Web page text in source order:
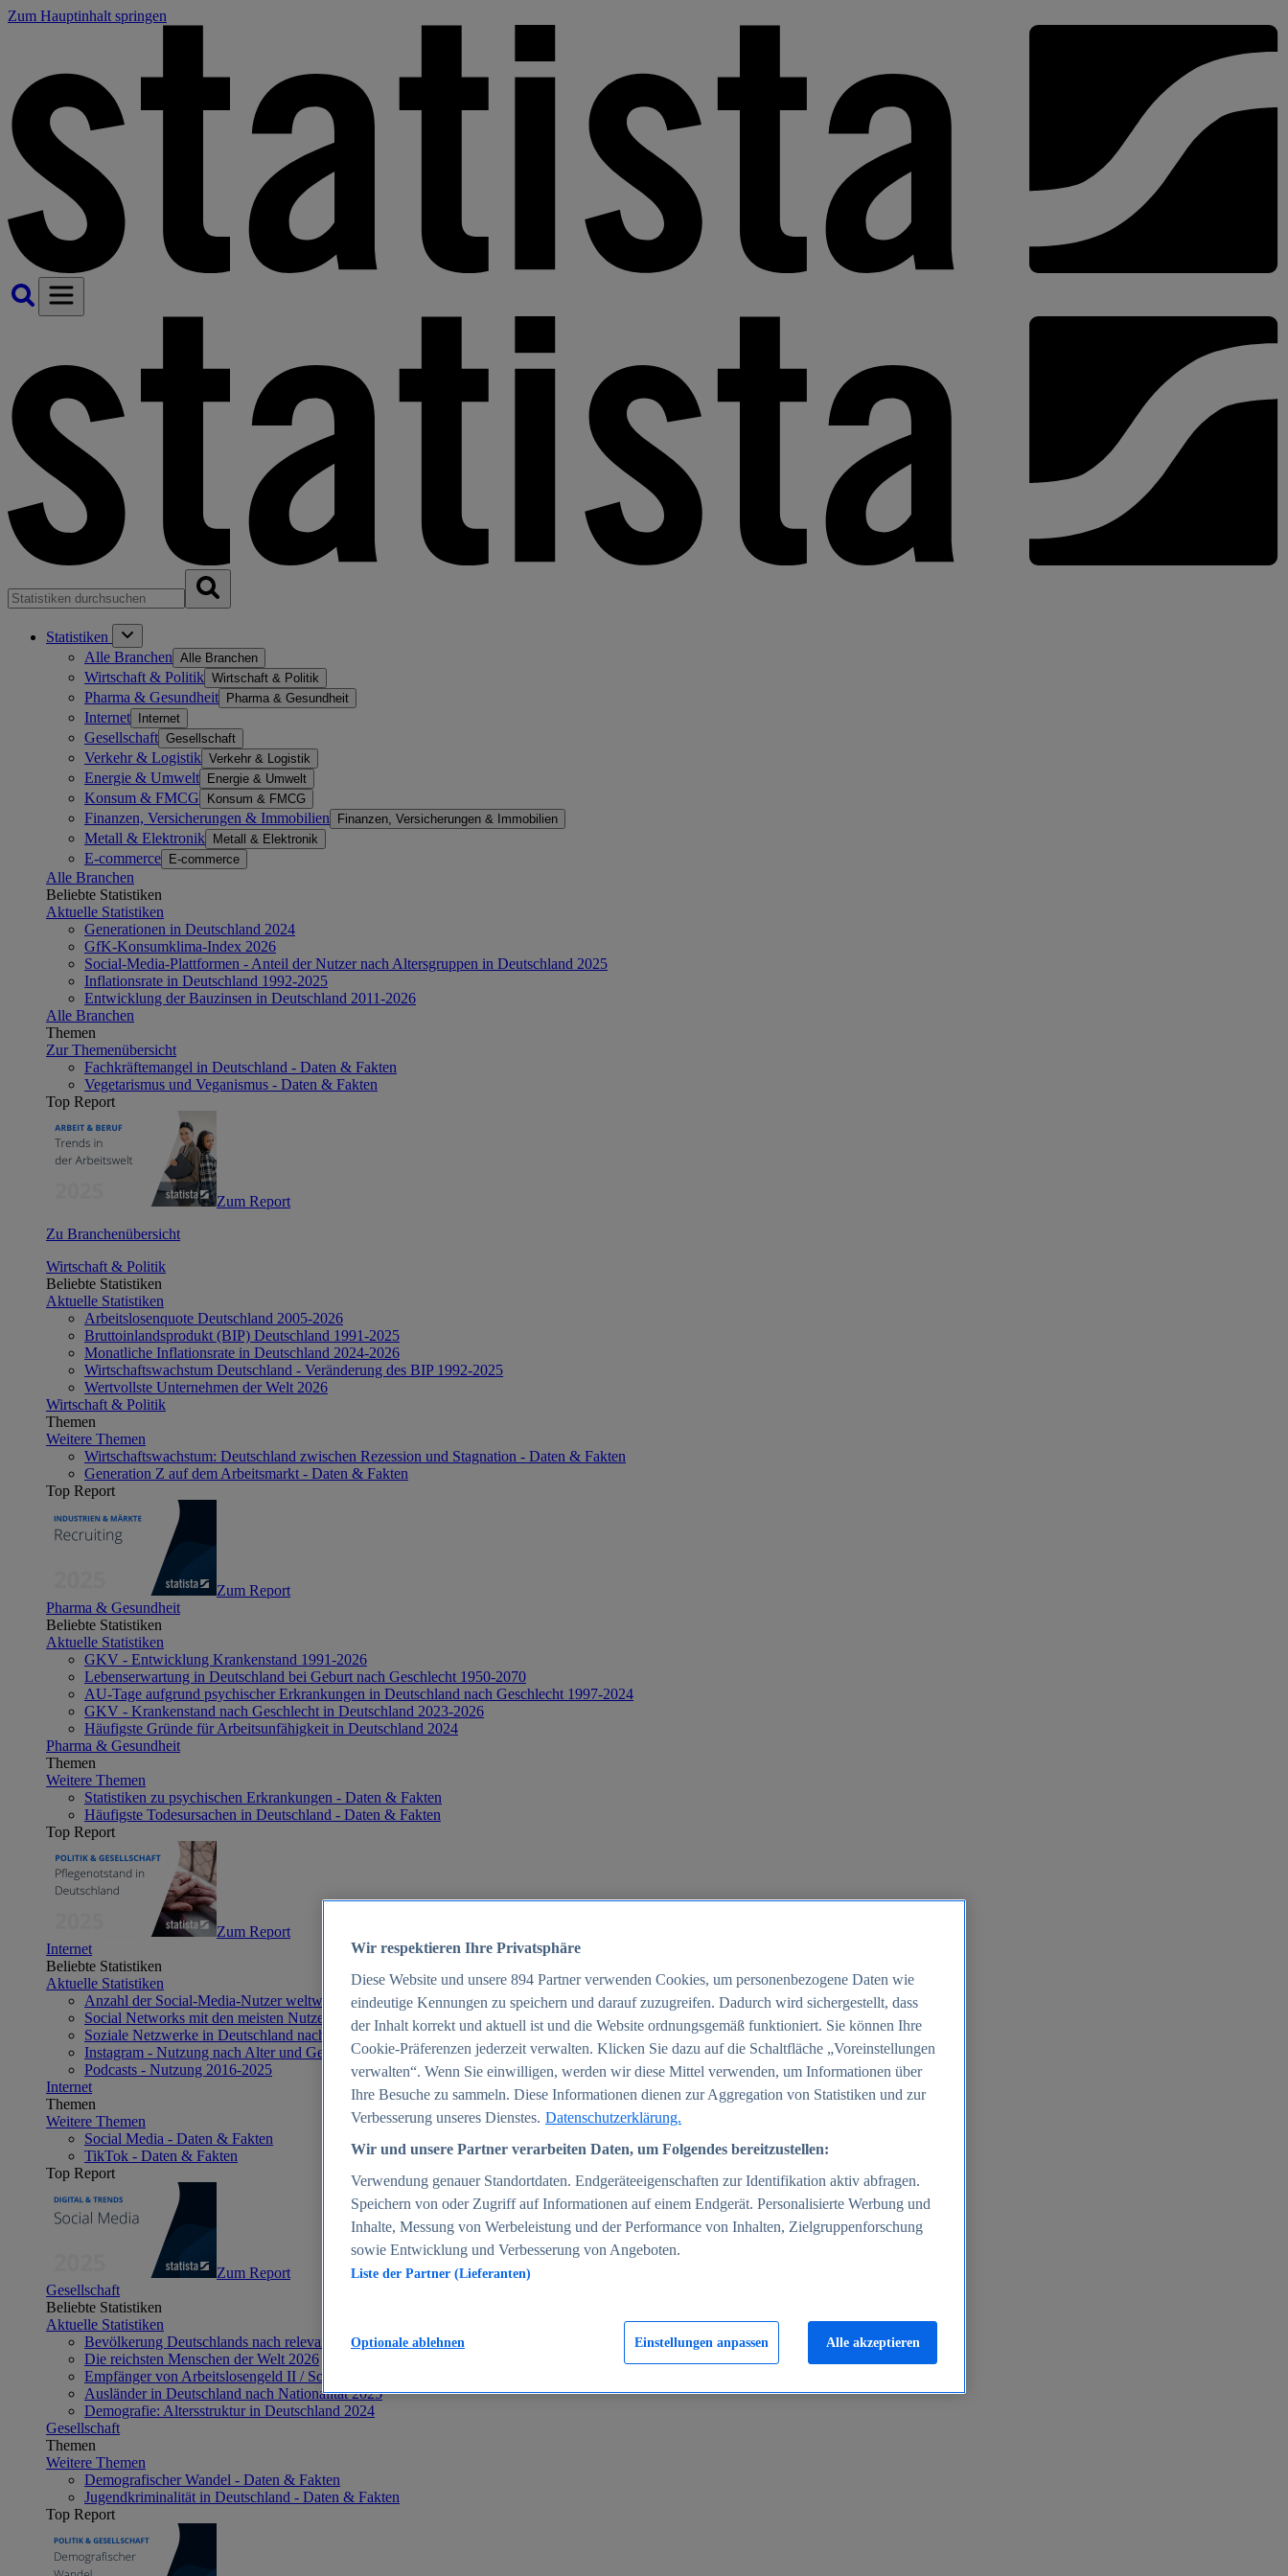
Zum Hauptinhalt springen
Statistiken
Alle Branchen Alle Branchen
Wirtschaft & Politik Wirtschaft & Politik
Pharma & Gesundheit Pharma & Gesundheit
Internet Internet
Gesellschaft Gesellschaft
Verkehr & Logistik Verkehr & Logistik
Energie & Umwelt Energie & Umwelt
Konsum & FMCG Konsum & FMCG
Finanzen, Versicherungen & Immobilien Finanzen, Versicherungen & Immobilien
Metall & Elektronik Metall & Elektronik
E-commerce E-commerce
Alle Branchen
Beliebte Statistiken
Aktuelle Statistiken
Generationen in Deutschland 2024
GfK-Konsumklima-Index 2026
Social-Media-Plattformen - Anteil der Nutzer nach Altersgruppen in Deutschland 2025
Inflationsrate in Deutschland 1992-2025
Entwicklung der Bauzinsen in Deutschland 2011-2026
Alle Branchen
Themen
Zur Themenübersicht
Fachkräftemangel in Deutschland - Daten & Fakten
Vegetarismus und Veganismus - Daten & Fakten
Top Report
Zum Report
Zu Branchenübersicht
Wirtschaft & Politik
Beliebte Statistiken
Aktuelle Statistiken
Arbeitslosenquote Deutschland 2005-2026
Bruttoinlandsprodukt (BIP) Deutschland 1991-2025
Monatliche Inflationsrate in Deutschland 2024-2026
Wirtschaftswachstum Deutschland - Veränderung des BIP 1992-2025
Wertvollste Unternehmen der Welt 2026
Wirtschaft & Politik
Themen
Weitere Themen
Wirtschaftswachstum: Deutschland zwischen Rezession und Stagnation - Daten & Fakten
Generation Z auf dem Arbeitsmarkt - Daten & Fakten
Top Report
Zum Report
Pharma & Gesundheit
Beliebte Statistiken
Aktuelle Statistiken
GKV - Entwicklung Krankenstand 1991-2026
Lebenserwartung in Deutschland bei Geburt nach Geschlecht 1950-2070
AU-Tage aufgrund psychischer Erkrankungen in Deutschland nach Geschlecht 1997-2024
GKV - Krankenstand nach Geschlecht in Deutschland 2023-2026
Häufigste Gründe für Arbeitsunfähigkeit in Deutschland 2024
Pharma & Gesundheit
Themen
Weitere Themen
Statistiken zu psychischen Erkrankungen - Daten & Fakten
Häufigste Todesursachen in Deutschland - Daten & Fakten
Top Report
Zum Report
Internet
Beliebte Statistiken
Aktuelle Statistiken
Anzahl der Social-Media-Nutzer weltweit 2012-2025
Social Networks mit den meisten Nutzern weltweit 2025
Soziale Netzwerke in Deutschland nach Generationen 2025
Instagram - Nutzung nach Alter und Geschlecht in Deutschland 2025
Podcasts - Nutzung 2016-2025
Internet
Themen
Weitere Themen
Social Media - Daten & Fakten
TikTok - Daten & Fakten
Top Report
Zum Report
Gesellschaft
Beliebte Statistiken
Aktuelle Statistiken
Bevölkerung Deutschlands nach relevanten Altersgruppen 2024
Die reichsten Menschen der Welt 2026
Empfänger von Arbeitslosengeld II / Sozialgeld / Bürgergeld in Deutschland 2005-2025
Ausländer in Deutschland nach Nationalität 2025
Demografie: Altersstruktur in Deutschland 2024
Gesellschaft
Themen
Weitere Themen
Demografischer Wandel - Daten & Fakten
Jugendkriminalität in Deutschland - Daten & Fakten
Top Report
Wir respektieren Ihre Privatsphäre
Diese Website und unsere 894 Partner verwenden Cookies, um personenbezogene Daten wie
eindeutige Kennungen zu speichern und darauf zuzugreifen. Dadurch wird sichergestellt, dass
der Inhalt korrekt und aktuell ist und die Website ordnungsgemäß funktioniert. Sie können Ihre
Cookie-Präferenzen jederzeit verwalten. Klicken Sie dazu auf die Schaltfläche „Voreinstellungen
verwalten“. Wenn Sie einwilligen, werden wir diese Mittel verwenden, um Informationen über
Ihre Besuche zu sammeln. Diese Informationen dienen zur Aggregation von Statistiken und zur
Verbesserung unseres Dienstes. Datenschutzerklärung.
Wir und unsere Partner verarbeiten Daten, um Folgendes bereitzustellen:
Verwendung genauer Standortdaten. Endgeräteeigenschaften zur Identifikation aktiv abfragen.
Speichern von oder Zugriff auf Informationen auf einem Endgerät. Personalisierte Werbung und
Inhalte, Messung von Werbeleistung und der Performance von Inhalten, Zielgruppenforschung
sowie Entwicklung und Verbesserung von Angeboten.
Liste der Partner (Lieferanten)
Einstellungen anpassen
Optionale ablehnen Alle akzeptieren